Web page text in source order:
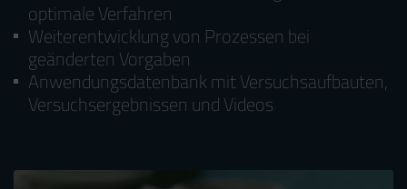
optimale Verfahren
Weiterentwicklung von Prozessen bei
geänderten Vorgaben
Anwendungsdatenbank mit Versuchsaufbauten,
Versuchsergebnissen und Videos